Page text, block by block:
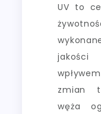
UV to
jakości
zmian
węża